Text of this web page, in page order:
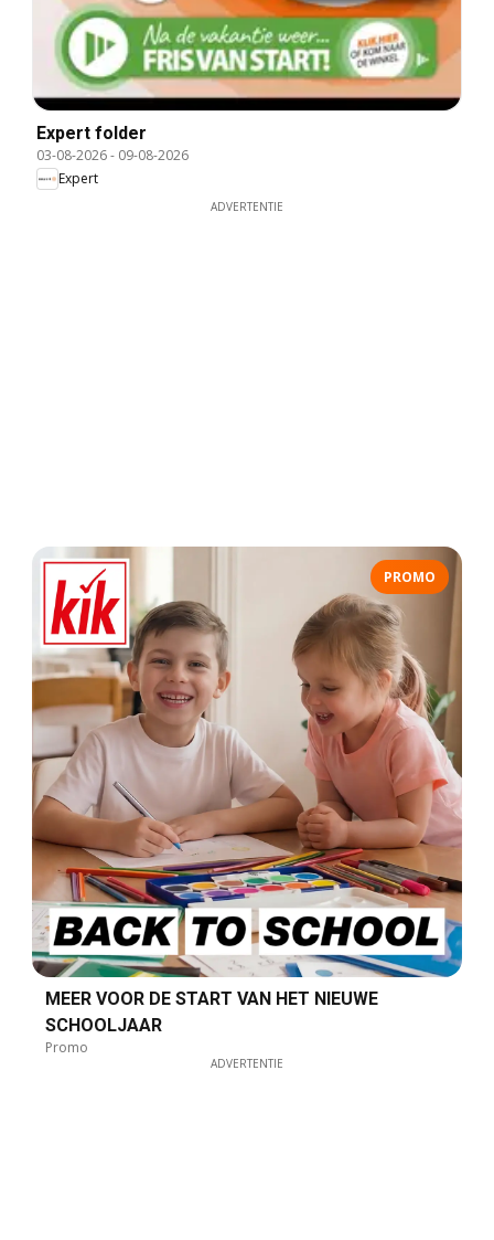
Expert folder
03-08-2026- 09-08-2026
Expert
ADVERTENTIE
PROMO
MEER VOOR DE START VAN HET NIEUWE
SCHOOLJAAR
Promo
ADVERTENTIE